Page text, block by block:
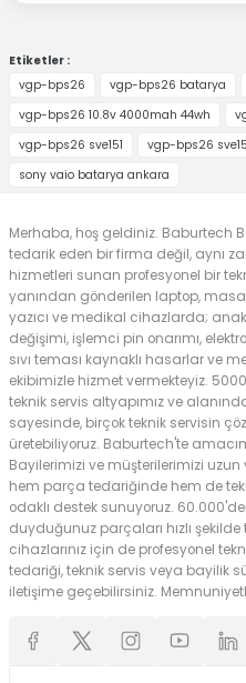
Etiketler :
vgp-bps26
vgp-bps26 batarya
vgp-bps26 10.8v 4000mah 44wh
vgp-bps26 sve151
vgp-bps26 sve15
sony vaio batarya ankara
Merhaba, hoş geldiniz. Baburtech
tedarik eden bir firma değil, aynı
hizmetleri sunan profesyonel bir
yanından gönderilen laptop,
yazıcı ve medikal cihazlarda;
değişimi, işlemci pin onarımı,
sıvı teması kaynaklı hasarlar ve
ekibimizle hizmet vermekteyiz.
teknik servis altyapımız ve
sayesinde, birçok teknik servisin
üretebiliyoruz. Baburtech'te
Bayilerimizi ve müşterilerimizi uzun
hem parça tedariğinde hem de
odaklı destek sunuyoruz.
duyduğunuz parçaları hızlı
cihazlarınız için de profesyonel
tedariği, teknik servis veya bayilik
iletişime geçebilirsiniz.